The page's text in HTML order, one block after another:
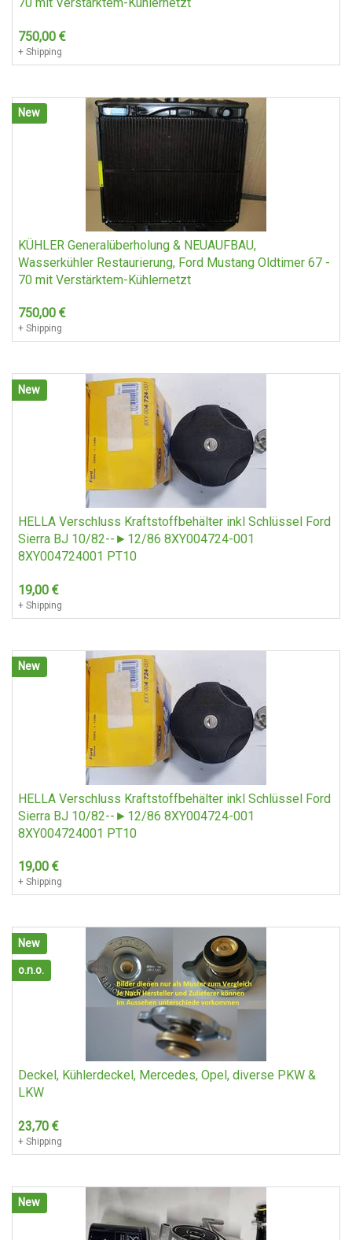
750,00 €
+ Shipping
New
KÜHLER Generalüberholung & NEUAUFBAU,
Wasserkühler Restaurierung, Ford Mustang Oldtimer 67 -
70 mit Verstärktem-Kühlernetzt
750,00 €
+ Shipping
New
HELLA Verschluss Kraftstoffbehälter inkl Schlüssel Ford
Sierra BJ 10/82--►12/86 8XY004724-001
8XY004724001 PT10
19,00 €
+ Shipping
New
HELLA Verschluss Kraftstoffbehälter inkl Schlüssel Ford
Sierra BJ 10/82--►12/86 8XY004724-001
8XY004724001 PT10
19,00 €
+ Shipping
New
o.n.o.
Deckel, Kühlerdeckel, Mercedes, Opel, diverse PKW &
LKW
23,70 €
+ Shipping
New